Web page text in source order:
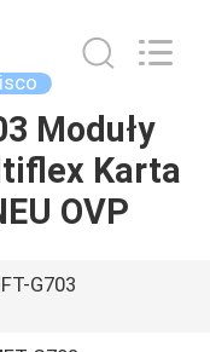
Moduły
Karta
OVP
G703